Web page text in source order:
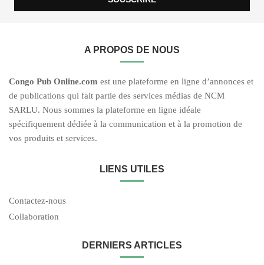
A PROPOS DE NOUS
Congo Pub Online.com est une plateforme en ligne d’annonces et
de publications qui fait partie des services médias de NCM
SARLU. Nous sommes la plateforme en ligne idéale
spécifiquement dédiée à la communication et à la promotion de
vos produits et services.
LIENS UTILES
Contactez-nous
Collaboration
DERNIERS ARTICLES